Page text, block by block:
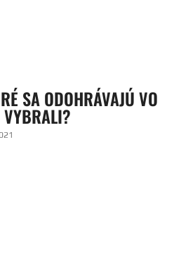
SA ODOHRÁVAJÚ VO